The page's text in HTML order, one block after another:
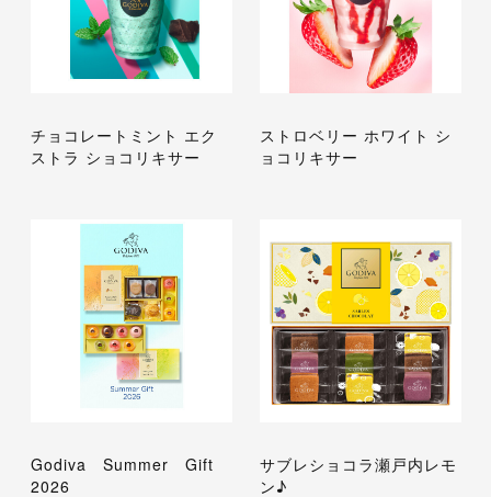
チョコレートミント エク
ストラ ショコリキサー
ストロベリー ホワイト シ
ョコリキサー
Godiva Summer Gift
2026
サブレショコラ瀬戸内レモ
ン♪